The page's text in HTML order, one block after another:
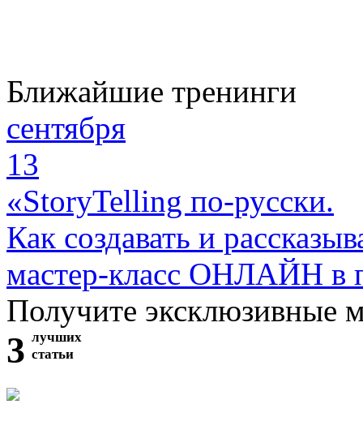
Ближайшие тренинги
сентября
13
«StoryTelling по-русски.
Как создавать и
мастер-класс ОНЛАЙН в
Получите эксклюзивные
3 лучших
статьи